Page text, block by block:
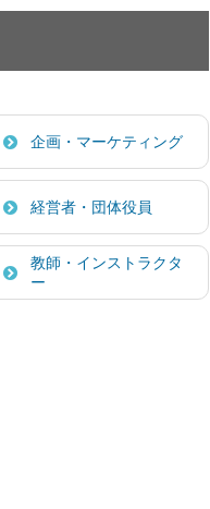
企画・マーケティング
経営者・団体役員
教師・インストラクタ
ー